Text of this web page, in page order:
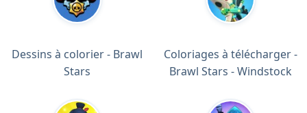
Dessins à colorier - Brawl
Stars
Coloriages à télécharger -
Brawl Stars - Windstock